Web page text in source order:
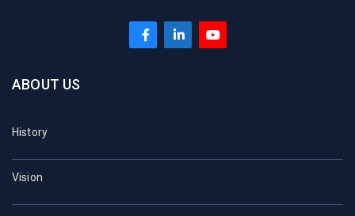
ABOUT US
History
Vision